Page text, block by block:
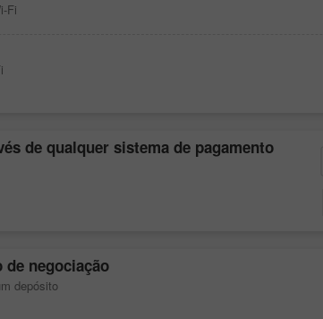
Fi
de qualquer sistema de pagamento
negociação
depósito